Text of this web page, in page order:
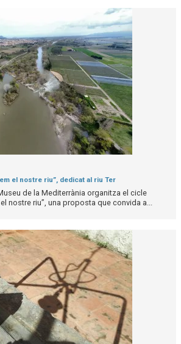
el nostre riu”, dedicat al riu Ter
de la Mediterrània organitza el cicle
nostre riu”, una proposta que convida a...